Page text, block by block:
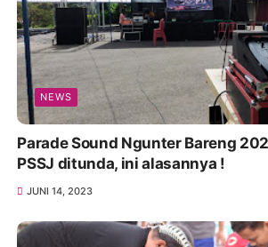
NEWS
Parade Sound Ngunter Bareng
PSSJ ditunda, ini alasannya !
JUNI 14, 2023